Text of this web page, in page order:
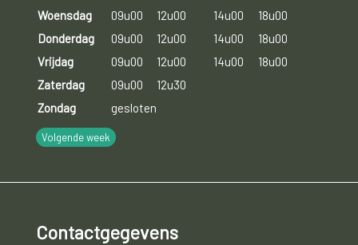
Woensdag
09u00 12u00 14u00
18u00
Donderdag
09u00 12u00 14u00
18u00
Vrijdag
09u00 12u00 14u00
18u00
Zaterdag
09u00
12u30
Zondag
gesloten
Volgende week
Contactgegevens